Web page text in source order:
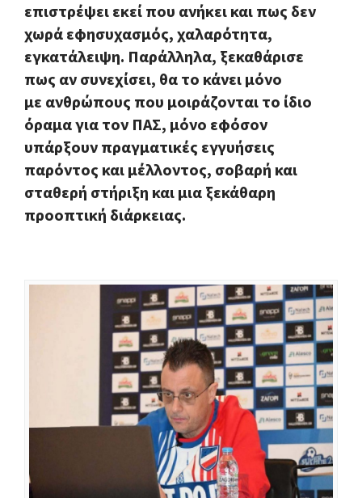
επιστρέψει εκεί που ανήκει και πως δεν
χωρά εφησυχασμός, χαλαρότητα,
εγκατάλειψη. Παράλληλα, ξεκαθάρισε
πως αν συνεχίσει, θα το κάνει μόνο
με ανθρώπους που μοιράζονται το ίδιο
όραμα για τον ΠΑΣ, μόνο εφόσον
υπάρξουν πραγματικές εγγυήσεις
παρόντος και μέλλοντος, σοβαρή και
σταθερή στήριξη και μια ξεκάθαρη
προοπτική διάρκειας.